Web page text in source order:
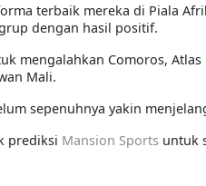
terbaik mereka di Piala
dengan hasil positif.
mengalahkan Comoros,
Mali.
sepenuhnya yakin
prediksi Mansion Sports untuk